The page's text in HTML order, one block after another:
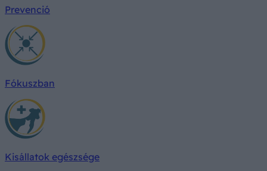
Prevenció
Fókuszban
Kisállatok egészsége